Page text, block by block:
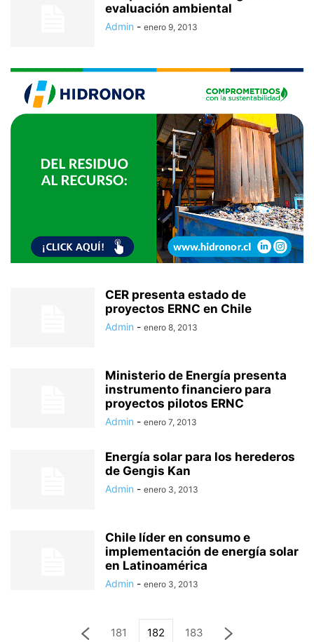
evaluación ambiental
Admin - enero 9, 2013
CER presenta estado de
proyectos ERNC en Chile
Admin - enero 8, 2013
Ministerio de Energía presenta
instrumento financiero para
proyectos pilotos ERNC
Admin - enero 7, 2013
Energía solar para los herederos
de Gengis Kan
Admin - enero 3, 2013
Chile líder en consumo e
implementación de energía solar
en Latinoamérica
Admin - enero 3, 2013
181 182 183